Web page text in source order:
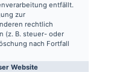
entfällt.
zur
rechtlich
(z. B. steuer- oder
nach Fortfall
Website